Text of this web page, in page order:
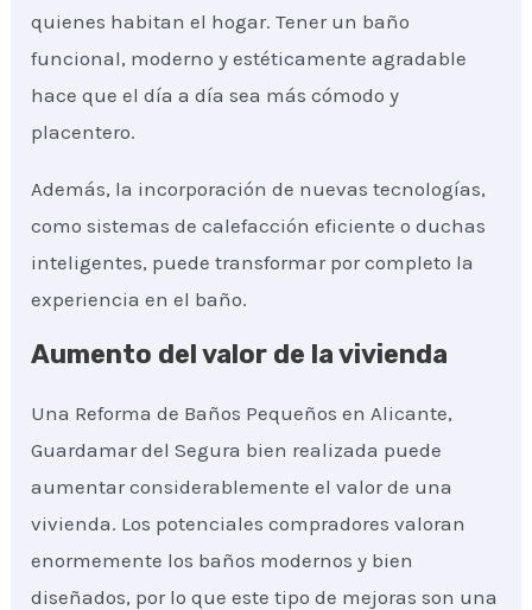
quienes habitan el hogar. Tener un baño
funcional, moderno y estéticamente agradable
hace que el día a día sea más cómodo y
placentero.
Además, la incorporación de nuevas tecnologías,
como sistemas de calefacción eficiente o duchas
inteligentes, puede transformar por completo la
experiencia en el baño.
Aumento del valor de la vivienda
Una Reforma de Baños Pequeños en Alicante,
Guardamar del Segura bien realizada puede
aumentar considerablemente el valor de una
vivienda. Los potenciales compradores valoran
enormemente los baños modernos y bien
diseñados, por lo que este tipo de mejoras son una